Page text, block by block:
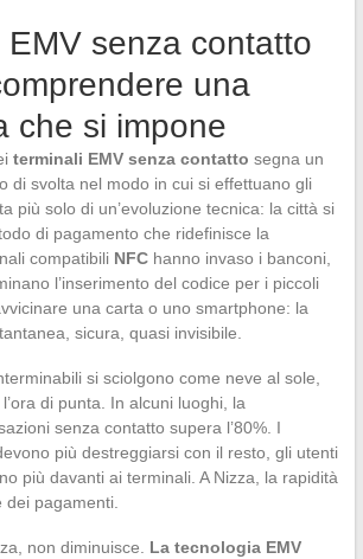
EMV senza contatto
una
che si impone
terminali EMV senza contatto segna un
di svolta nel modo in cui si effettuano gli
più solo di un’evoluzione tecnica: la città si
di pagamento che ridefinisce la
compatibili NFChanno invaso i banconi,
l’inserimento del codice per i piccoli
una carta o uno smartphone: la
sicura, quasi invisibile.
si sciolgono come neve al sole,
di punta. In alcuni luoghi, la
senza contatto supera l’80%. I
più destreggiarsi con il resto, gli utenti
più davanti ai terminali. A Nizza, la rapidità
pagamenti.
non diminuisce. La tecnologia EMV